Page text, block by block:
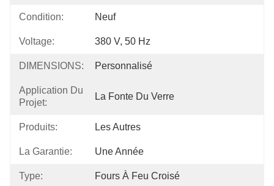
Condition: Neuf
Voltage: 380 V, 50 Hz
DIMENSIONS: Personnalisé
Application Du
Projet:
La Fonte Du Verre
Produits: Les Autres
La Garantie: Une Année
Type: Fours À Feu Croisé